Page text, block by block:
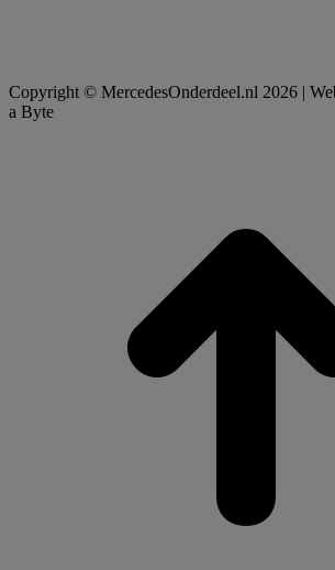
Copyright © MercedesOnderdeel.nl 2026 |
a Byte